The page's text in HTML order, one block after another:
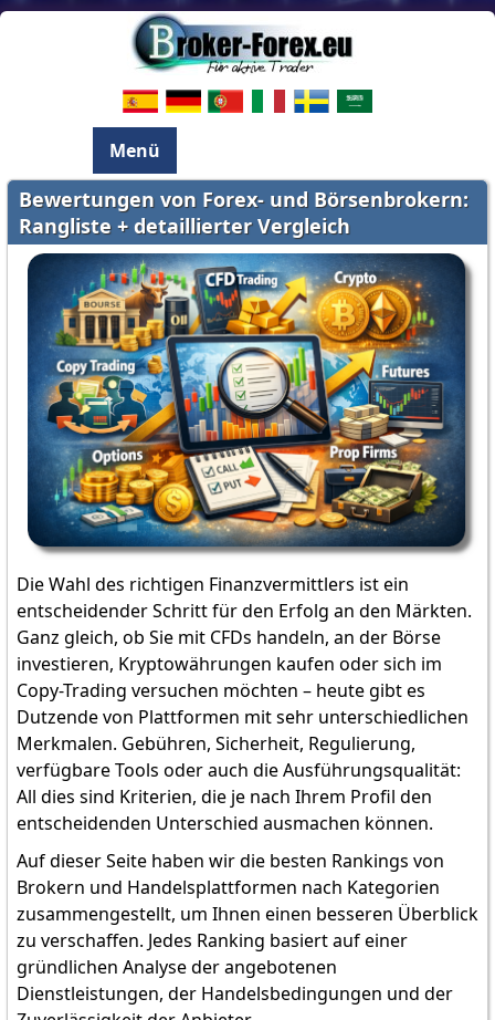
Menü
Bewertungen von Forex- und Börsenbrokern:
Rangliste + detaillierter Vergleich
Die Wahl des richtigen Finanzvermittlers ist ein
entscheidender Schritt für den Erfolg an den Märkten.
Ganz gleich, ob Sie mit CFDs handeln, an der Börse
investieren, Kryptowährungen kaufen oder sich im
Copy-Trading versuchen möchten – heute gibt es
Dutzende von Plattformen mit sehr unterschiedlichen
Merkmalen. Gebühren, Sicherheit, Regulierung,
verfügbare Tools oder auch die Ausführungsqualität:
All dies sind Kriterien, die je nach Ihrem Profil den
entscheidenden Unterschied ausmachen können.
Auf dieser Seite haben wir die besten Rankings von
Brokern und Handelsplattformen nach Kategorien
zusammengestellt, um Ihnen einen besseren Überblick
zu verschaffen. Jedes Ranking basiert auf einer
gründlichen Analyse der angebotenen
Dienstleistungen, der Handelsbedingungen und der